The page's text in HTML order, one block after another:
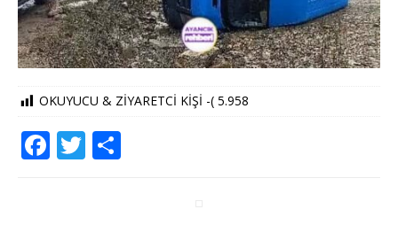
OKUYUCU & ZİYARETCİ KİŞİ -( 5.958
F
a
T
w